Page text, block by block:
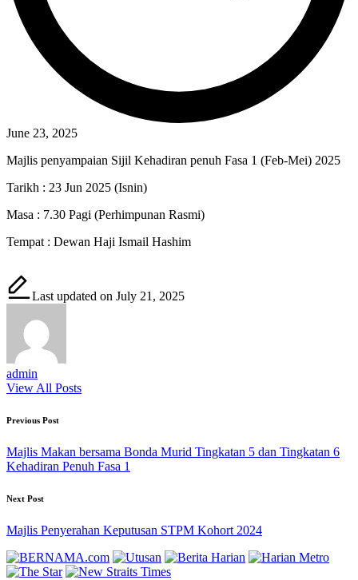
June 23, 2025
Majlis penyampaian Sijil Kehadiran penuh Fasa 1 (Feb-Mei) 2025
Tarikh : 23 Jun 2025 (Isnin)
Masa : 7.30 Pagi (Perhimpunan Rasmi)
Tempat : Dewan Haji Ismail Hashim
Last updated on July 21, 2025
admin
View All Posts
Post
navigation
Previous Post
Majlis Makan bersama Bonda Murid Tingkatan 5 dan Tingkatan 6
Kehadiran Penuh Fasa 1
Next Post
Majlis Penyerahan Keputusan STPM Kohort 2024